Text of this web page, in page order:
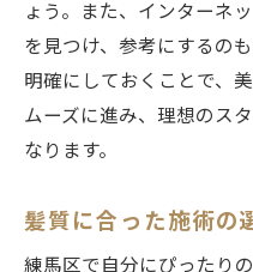
ょう。また、インターネ
を見つけ、参考にするの
明確にしておくことで、
ムーズに進み、理想のス
なります。
髪質に合った施術の
練馬区で自分にぴったり